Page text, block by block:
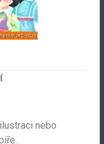
nebo